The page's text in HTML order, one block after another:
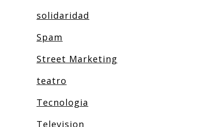
solidaridad
Spam
Street Marketing
teatro
Tecnologia
Television